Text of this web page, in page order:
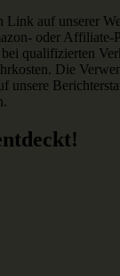
Link auf unserer
oder Affiliate-
qualifizierten
Die
unsere